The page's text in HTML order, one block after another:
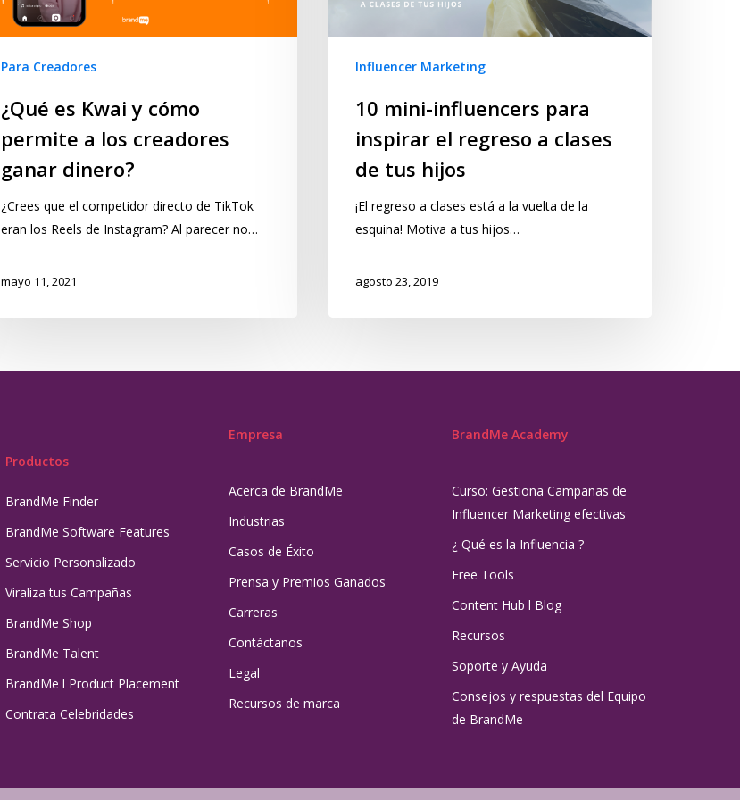
Para Creadores
¿Qué es Kwai y cómo
permite a los creadores
ganar dinero?
¿Crees que el competidor directo de TikTok
eran los Reels de Instagram? Al parecer no…
mayo 11, 2021
Influencer Marketing
10 mini-influencers para
inspirar el regreso a clases
de tus hijos
¡El regreso a clases está a la vuelta de la
esquina! Motiva a tus hijos…
agosto 23, 2019
Productos
BrandMe Finder
BrandMe Software Features
Servicio Personalizado
Viraliza tus Campañas
BrandMe Shop
BrandMe Talent
BrandMe l Product Placement
Contrata Celebridades
Empresa
Acerca de BrandMe
Industrias
Casos de Éxito
Prensa y Premios Ganados
Carreras
Contáctanos
Legal
Recursos de marca
BrandMe Academy
Curso: Gestiona Campañas de
Influencer Marketing efectivas
¿ Qué es la Influencia ?
Free Tools
Content Hub l Blog
Recursos
Soporte y Ayuda
Consejos y respuestas del Equipo
de BrandMe